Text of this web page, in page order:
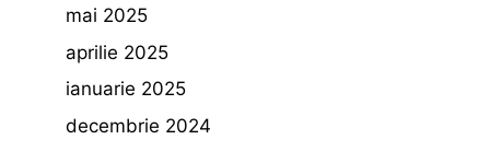
mai 2025
aprilie 2025
ianuarie 2025
decembrie 2024